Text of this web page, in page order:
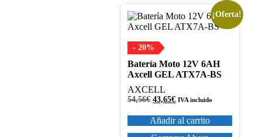
¡Oferta!
- 20%
Batería Moto 12V 6AH
Axcell GEL ATX7A-BS
AXCELL
54,56€ El
original
era:
43,65€El
actual
es:
IVA incluido
Añadir al carrito